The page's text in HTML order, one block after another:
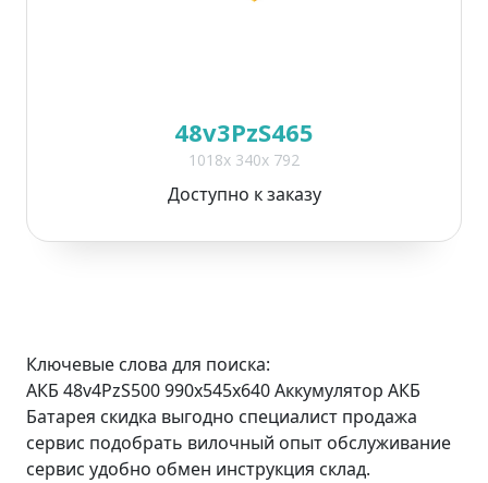
48v3PzS465
1018x 340x 792
Доступно к заказу
Ключевые слова для поиска:
АКБ 48v4PzS500 990x545x640 Аккумулятор АКБ
Батарея скидка выгодно специалист продажа
сервис подобрать вилочный опыт обслуживание
сервис удобно обмен инструкция склад.